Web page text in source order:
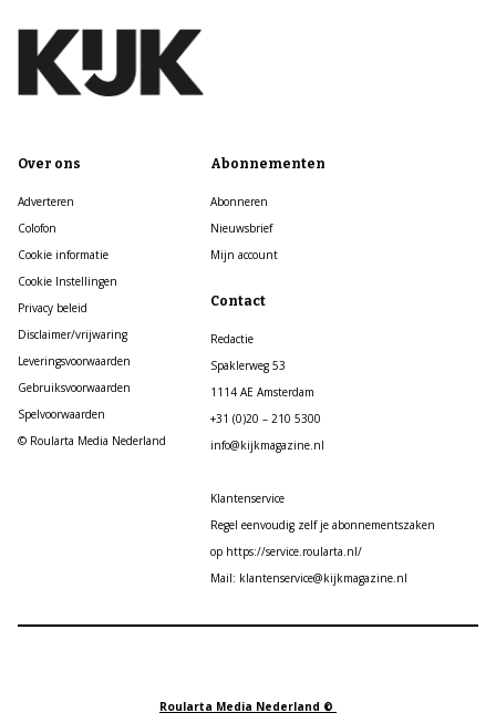
Over ons
Adverteren
Colofon
Cookie informatie
Cookie Instellingen
Privacy beleid
Disclaimer/vrijwaring
Leveringsvoorwaarden
Gebruiksvoorwaarden
Spelvoorwaarden
© Roularta Media Nederland
Abonnementen
Abonneren
Nieuwsbrief
Mijn account
Contact
Redactie
Spaklerweg 53
1114 AE Amsterdam
+31 (0)20 – 210 5300
info@kijkmagazine.nl
Klantenservice
Regel eenvoudig zelf je abonnementszaken
op https://service.roularta.nl/
Mail: klantenservice@kijkmagazine.nl
Roularta Media Nederland ©